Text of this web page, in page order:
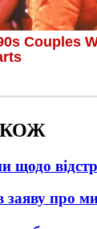
щодо
заяву про